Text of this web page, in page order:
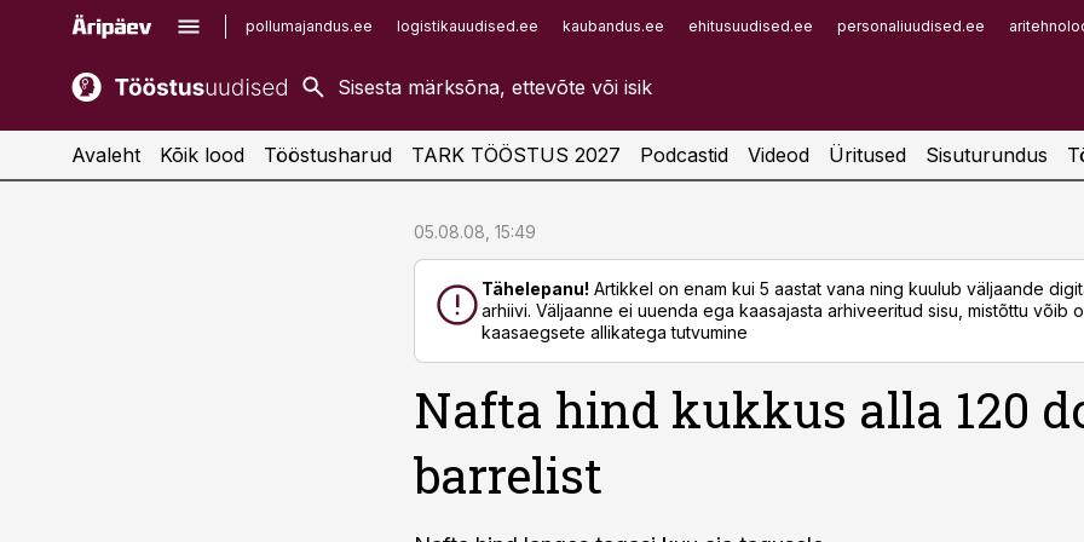
pollumajandus.ee logistikauudised.ee kaubandus.ee ehitusuudised.ee personaliuudised.ee
kaubandus.ee
kinnisvarauudised.ee
imelineajalugu.ee
Infopank
Avaleht Kõik lood Tööstusharud TARK TÖÖSTUS 2027 Podcastid Videod Üritused Sisuturundus
05.08.08, 15:49
Tähelepanu! Artikkel on enam kui 5 aastat vana ning kuulub väljaande
arhiivi. Väljaanne ei uuenda ega kaasajasta arhiveeritud sisu, mistõttu võib
kaasaegsete allikatega tutvumine
Nafta hind kukkus alla 120
barrelist